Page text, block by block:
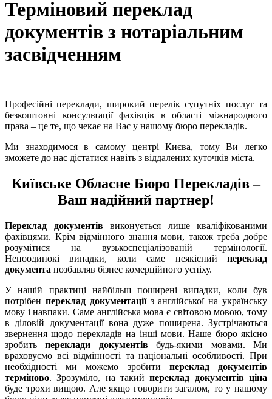
Терміновий переклад
документів з нотаріальним
засвідченням
Професійні переклади, широкий перелік супутніх послуг та
безкоштовні консультації фахівців в області міжнародного
права – це те, що чекає на Вас у нашому бюро перекладів.
Ми знаходимося в самому центрі Києва, тому Ви легко
зможете до нас дістатися навіть з віддалених куточків міста.
Київське Обласне Бюро Перекладів –
Ваш надійний партнер!
Переклад документіввиконується лише кваліфікованими
фахівцями. Крім відмінного знання мови, також треба добре
розумітися на вузькоспеціалізованій термінології.
Непоодинокі випадки, коли саме неякісний переклад
документа позбавляв бізнес комерційного успіху.
У нашій практиці найбільш поширені випадки, коли був
потрібен переклад документації з англійської на українську
мову і навпаки. Саме англійська мова є світовою мовою, тому
в діловій документації вона дуже поширена. Зустрічаються
звернення щодо перекладів на інші мови. Наше бюро якісно
зробитьпереклади документівбудь-якими мовами. Ми
враховуємо всі відмінності та національні особливості. При
необхідності ми можемо зробити переклад документів
терміново. Зрозуміло, на такийпереклад документів ціна
буде трохи вищою. Але якщо говорити загалом, то у нашому